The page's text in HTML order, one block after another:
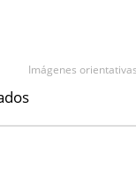
Imágenes orientativas